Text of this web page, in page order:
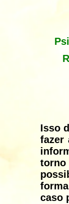
Isso
fazer
caso